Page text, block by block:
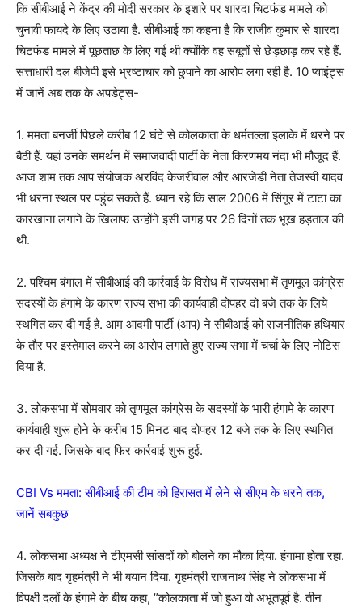
कि सीबीआई ने केंद्र की मोदी सरकार के इशारे पर शारदा चिटफंड मामले को
चुनावी फायदे के लिए उठाया है. सीबीआई का कहना है कि राजीव कुमार से शारदा
चिटफंड मामले में पूछताछ के लिए गई थी क्योंकि वह सबूतों से छेड़छाड़ कर रहे हैं.
सत्ताधारी दल बीजेपी इसे भ्रष्टाचार को छुपाने का आरोप लगा रही है. 10 प्वाइंट्स
में जानें अब तक के अपडेट्स-
1. ममता बनर्जी पिछले करीब 12 घंटे से कोलकाता के धर्मतल्ला इलाके में धरने पर
बैठी हैं. यहां उनके समर्थन में समाजवादी पार्टी के नेता किरणमय नंदा भी मौजूद हैं.
आज शाम तक आप संयोजक अरविंद केजरीवाल और आरजेडी नेता तेजस्वी यादव
भी धरना स्थल पर पहुंच सकते हैं. ध्यान रहे कि साल 2006 में सिंगूर में टाटा का
कारखाना लगाने के खिलाफ उन्होंने इसी जगह पर 26 दिनों तक भूख हड़ताल की
थी.
2. पश्चिम बंगाल में सीबीआई की कार्रवाई के विरोध में राज्यसभा में तृणमूल कांग्रेस
सदस्यों के हंगामे के कारण राज्य सभा की कार्यवाही दोपहर दो बजे तक के लिये
स्थगित कर दी गई है. आम आदमी पार्टी (आप) ने सीबीआई को राजनीतिक हथियार
के तौर पर इस्तेमाल करने का आरोप लगाते हुए राज्य सभा में चर्चा के लिए नोटिस
दिया है.
3. लोकसभा में सोमवार को तृणमूल कांग्रेस के सदस्यों के भारी हंगामे के कारण
कार्यवाही शुरू होने के करीब 15 मिनट बाद दोपहर 12 बजे तक के लिए स्थगित
कर दी गई. जिसके बाद फिर कार्रवाई शुरू हुई.
CBI Vs ममता: सीबीआई की टीम को हिरासत में लेने से सीएम के धरने तक,
जानें सबकुछ
4. लोकसभा अध्यक्ष ने टीएमसी सांसदों को बोलने का मौका दिया. हंगामा होता रहा.
जिसके बाद गृहमंत्री ने भी बयान दिया. गृहमंत्री राजनाथ सिंह ने लोकसभा में
विपक्षी दलों के हंगामे के बीच कहा, ”कोलकाता में जो हुआ वो अभूतपूर्व है. तीन